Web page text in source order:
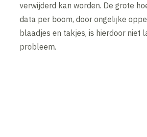
verwijderd kan worden. De grote
data per boom, door ongelijke
blaadjes en takjes, is hierdoor niet
probleem.